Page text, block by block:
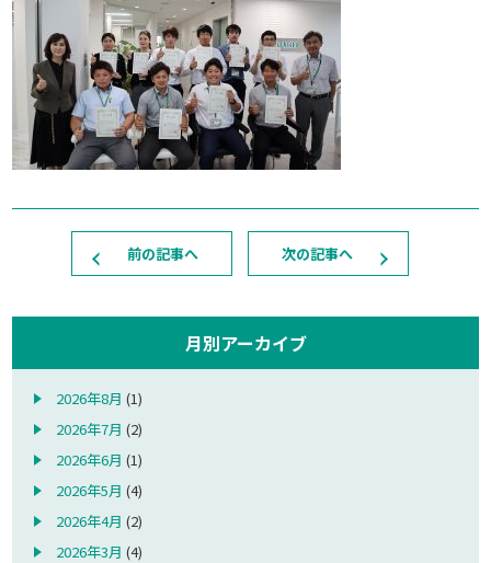
前の記事へ 次の記事へ
月別アーカイブ
2026年8月 (1)
2026年7月 (2)
2026年6月 (1)
2026年5月 (4)
2026年4月 (2)
2026年3月 (4)